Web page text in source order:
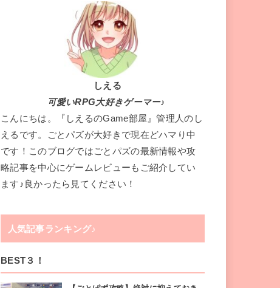
しえる
可愛いRPG大好きゲーマー♪
こんにちは。『しえるのGame部屋』管理人のし
えるです。ごとパズが大好きで現在どハマり中
です！このブログではごとパズの最新情報や攻
略記事を中心にゲームレビューもご紹介してい
ます♪良かったら見てください！
人気記事ランキング♪
BEST３！